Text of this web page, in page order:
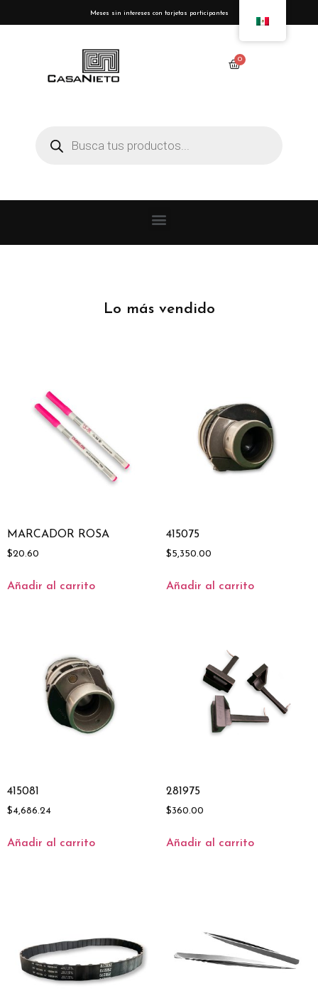
Meses sin intereses con tarjetas participantes
Lo más vendido
MARCADOR ROSA
$20.60
Añadir al carrito
415075
$5,350.00
Añadir al carrito
415081
$4,686.24
Añadir al carrito
281975
$360.00
Añadir al carrito